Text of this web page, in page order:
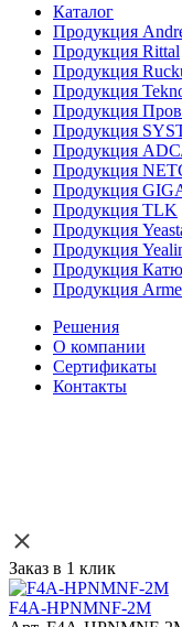
Каталог
Продукция
Продукция Rittal
Продукция
Продукция
Продукция
Продукция
Продукция
Продукция
Продукция
Продукция TLK
Продукция
Продукция
Продукция
Продукция
Решения
О компании
Сертификаты
Контакты
Заказ в 1 клик
F4A-HPNMNF-2M